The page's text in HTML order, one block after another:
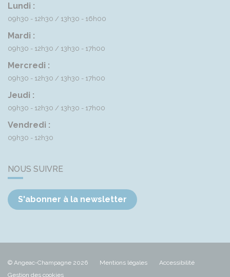
Lundi :
09h30 - 12h30 13h30 - 16h00
Mardi :
09h30 - 12h30 13h30 - 17h00
Mercredi :
09h30 - 12h30 13h30 - 17h00
Jeudi :
09h30 - 12h30 13h30 - 17h00
Vendredi :
09h30 - 12h30
NOUS SUIVRE
S'abonner à la newsletter
© Angeac-Champagne 2026 Mentions légales
Accessibilité
Gestion des cookies